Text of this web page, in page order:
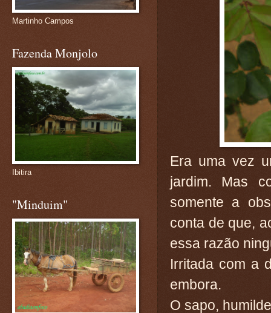
Era uma vez
jardim. Mas
somente a
conta de que,
essa razão
Irritada com a
embora.
O sapo,
Martinho Campos
Fazenda Monjolo
Ibitira
"Minduim"